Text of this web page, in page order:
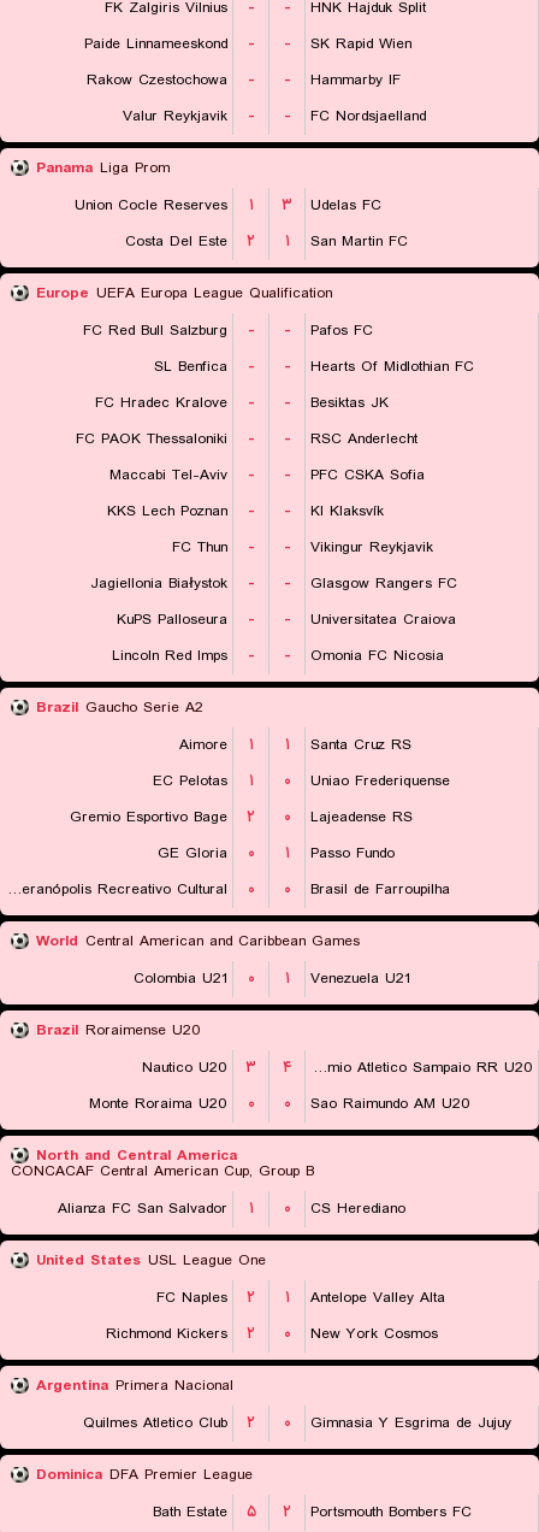
FK Zalgiris Vilnius - -
HNK Hajduk Split
Paide Linnameeskond
- -
SK Rapid Wien
Rakow Czestochowa
- -
Hammarby IF
Valur Reykjavik
- - FC Nordsjaelland
Panama Liga Prom
Union Cocle Reserves
۱ ۳
Udelas FC
Costa Del Este
۲ ۱ San Martin FC
Europe UEFA Europa League Qualification
FC Red Bull Salzburg
- -
Pafos FC
SL Benfica
- -
Hearts Of Midlothian FC
FC Hradec Kralove
- -
Besiktas JK
FC PAOK Thessaloniki
- -
RSC Anderlecht
Maccabi Tel-Aviv
- -
PFC CSKA Sofia
KKS Lech Poznan
- -
KI Klaksvík
FC Thun
- -
Vikingur Reykjavik
Jagiellonia Białystok
- -
Glasgow Rangers FC
KuPS Palloseura
- -
Universitatea Craiova
Lincoln Red Imps
- - Omonia FC Nicosia
Brazil Gaucho Serie A2
Aimore
۱ ۱
Santa Cruz RS
EC Pelotas
۱ ۰
Uniao Frederiquense
Gremio Esportivo Bage
۲ ۰
Lajeadense RS
GE Gloria
۰ ۱
Passo Fundo
EC Veranópolis Recreativo Cultural
۰ ۰ Brasil de Farroupilha
World Central American and Caribbean Games
Colombia U21
۰ ۱ Venezuela U21
Brazil Roraimense U20
Nautico U20
۳ ۴
Gremio Atletico Sampaio RR U20
Monte Roraima U20
۰ ۰ Sao Raimundo AM U20
North and Central America
CONCACAF Central American Cup, Group B
Alianza FC San Salvador
۱ ۰ CS Herediano
United States USL League One
FC Naples
۲ ۱
Antelope Valley Alta
Richmond Kickers
۲ ۰ New York Cosmos
Argentina Primera Nacional
Quilmes Atletico Club
۲ ۰ Gimnasia Y Esgrima de Jujuy
Dominica DFA Premier League
Bath Estate
۵ ۲ Portsmouth Bombers FC